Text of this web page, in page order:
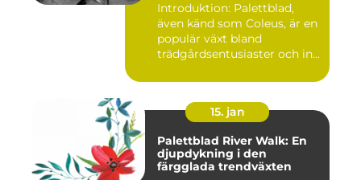
Introduktion: Palettblad,
även känd som Coleus, är en
populär växt bland
trädgårdsentusiaster och in...
15. jan
Palettblad River Walk: En
djupdykning i den
färgglada trendväxten